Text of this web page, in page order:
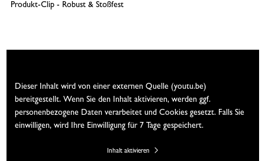
Produkt-Clip - Robust & Stoßfest
Dieser Inhalt wird von einer externen Quelle (youtu.be)
bereitgestellt. Wenn Sie den Inhalt aktivieren, werden ggf.
personenbezogene Daten verarbeitet und Cookies gesetzt. Falls Sie
einwilligen, wird Ihre Einwilligung für 7 Tage gespeichert.
Inhalt aktivieren